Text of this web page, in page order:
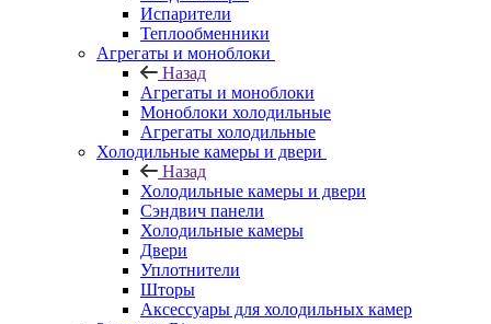
Испарители
Теплообменники
Агрегаты и моноблоки
Назад
Агрегаты и моноблоки
Моноблоки холодильные
Агрегаты холодильные
Холодильные камеры и двери
Назад
Холодильные камеры и двери
Сэндвич панели
Холодильные камеры
Двери
Уплотнители
Шторы
Аксессуары для холодильных камер